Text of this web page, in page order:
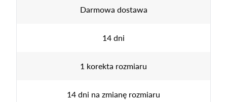
Darmowa dostawa
14 dni
1 korekta rozmiaru
14 dni na zmianę rozmiaru